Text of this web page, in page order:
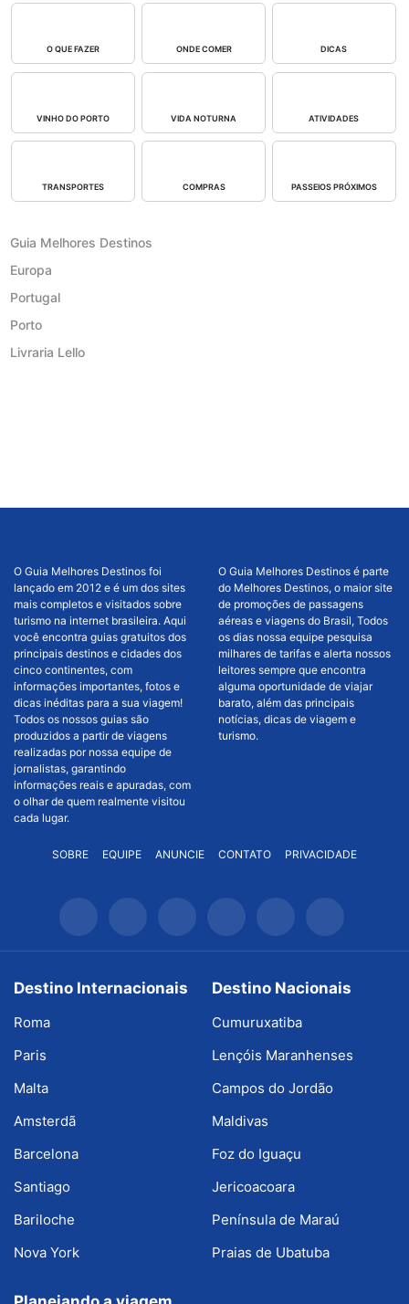
O QUE FAZER ONDE COMER DICAS
VINHO DO PORTO VIDA NOTURNA ATIVIDADES
TRANSPORTES COMPRAS PASSEIOS PRÓXIMOS
Guia Melhores Destinos
Europa
Portugal
Porto
Livraria Lello
O Guia Melhores Destinos foi
lançado em 2012 e é um dos sites
mais completos e visitados sobre
turismo na internet brasileira. Aqui
você encontra guias gratuitos dos
principais destinos e cidades dos
cinco continentes, com
informações importantes, fotos e
dicas inéditas para a sua viagem!
Todos os nossos guias são
produzidos a partir de viagens
realizadas por nossa equipe de
jornalistas, garantindo
informações reais e apuradas, com
o olhar de quem realmente visitou
cada lugar.
O Guia Melhores Destinos é parte
do Melhores Destinos, o maior site
de promoções de passagens
aéreas e viagens do Brasil, Todos
os dias nossa equipe pesquisa
milhares de tarifas e alerta nossos
leitores sempre que encontra
alguma oportunidade de viajar
barato, além das principais
notícias, dicas de viagem e
turismo.
SOBRE EQUIPE ANUNCIE CONTATO PRIVACIDADE
Destino Internacionais
Roma
Paris
Malta
Amsterdã
Barcelona
Santiago
Bariloche
Nova York
Destino Nacionais
Cumuruxatiba
Lençóis Maranhenses
Campos do Jordão
Maldivas
Foz do Iguaçu
Jericoacoara
Península de Maraú
Praias de Ubatuba